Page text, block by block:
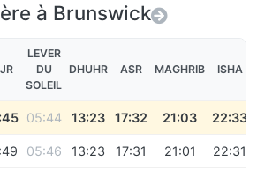
à Brunswick
LEVER
DU
SOLEIL
DHUHR ASR MAGHRIB ISHA
05:44 13:23 17:32 21:03 22:33
05:46 13:23 17:31 21:01 22:31